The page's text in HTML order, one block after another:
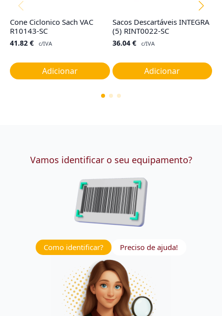
Cone Ciclonico Sach VAC
R10143-SC
41.82 € c/IVA
Adicionar
Sacos Descartáveis INTEGRA
(5) RINT0022-SC
36.04 € c/IVA
Adicionar
Vamos identificar o seu equipamento?
Como identificar? Preciso de ajuda!